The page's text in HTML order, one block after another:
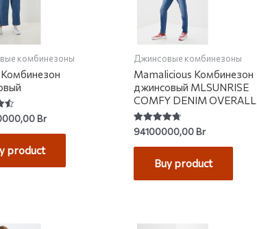
комбинезоны
Комбинезон
Br
product
Джинсовые комбинезоны
Mamalicious Комбинезон
джинсовый MLSUNRISE
COMFY DENIM OVERALL
Rated
4.79
out of 5
94100000,00Br
Buy product